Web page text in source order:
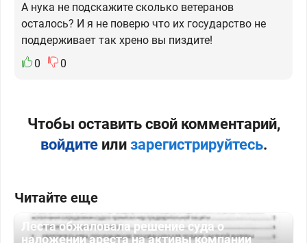
А нука не подскажите сколько ветеранов
осталось? И я не поверю что их государство не
поддерживает так хрено вы пиздите!
0
0
Чтобы оставить свой комментарий,
войдитеили зарегистрируйтесь.
Читайте еще
Леста обжаловала решение суда о
наложении ареста на активы компании